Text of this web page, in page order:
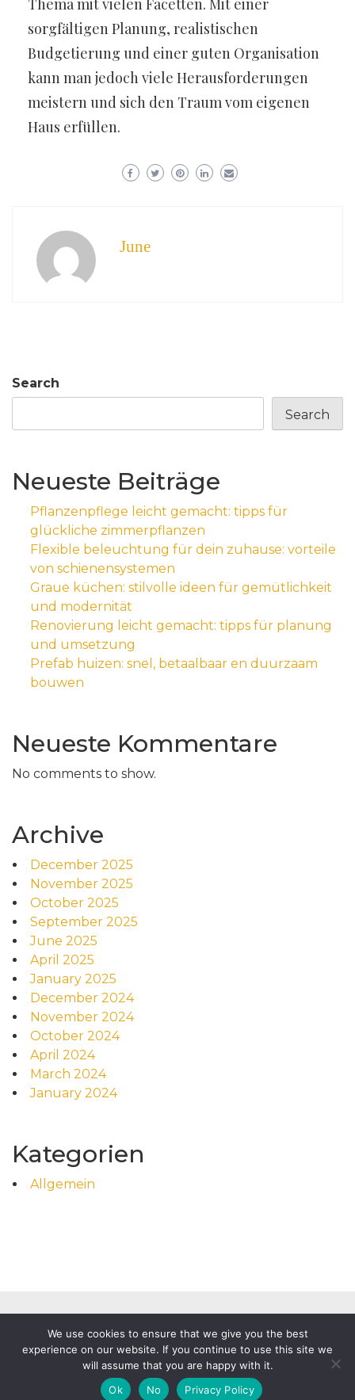
Thema mit vielen Facetten. Mit einer
sorgfältigen Planung, realistischen
Budgetierung und einer guten Organisation
kann man jedoch viele Herausforderungen
meistern und sich den Traum vom eigenen
Haus erfüllen.
June
Search
Search
Neueste Beiträge
Pflanzenpflege leicht gemacht: tipps für
glückliche zimmerpflanzen
Flexible beleuchtung für dein zuhause: vorteile
von schienensystemen
Graue küchen: stilvolle ideen für gemütlichkeit
und modernität
Renovierung leicht gemacht: tipps für planung
und umsetzung
Prefab huizen: snel, betaalbaar en duurzaam
bouwen
Neueste Kommentare
No comments to show.
Archive
December 2025
November 2025
October 2025
September 2025
June 2025
April 2025
January 2025
December 2024
November 2024
October 2024
April 2024
March 2024
January 2024
Kategorien
Allgemein
WordPress|Food News by WP Mag Plus
We use cookies to ensure that we give you the best
experience on our website. If you continue to use this site we
will assume that you are happy with it.
Ok
No Privacy Policy